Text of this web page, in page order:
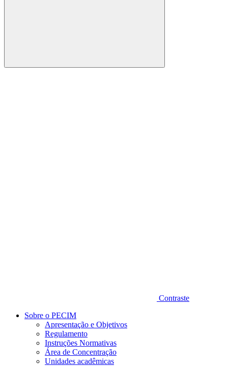
Buscar
Contraste
Sobre o PECIM
Apresentação e Objetivos
Regulamento
Instruções Normativas
Área de Concentração
Unidades acadêmicas